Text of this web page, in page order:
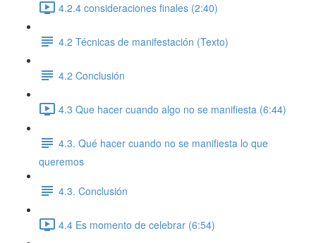
4.2.4 consideraciones finales (2:40)
4.2 Técnicas de manifestación (Texto)
4.2 Conclusión
4.3 Que hacer cuando algo no se manifiesta (6:44)
4.3. Qué hacer cuando no se manifiesta lo que
queremos
4.3. Conclusión
4.4 Es momento de celebrar (6:54)